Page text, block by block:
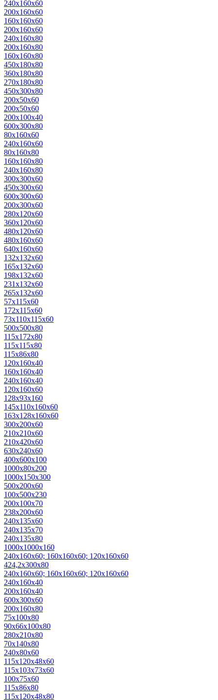
240x160x60
200х160х60
160х160х60
200x160x60
240x160x80
200x160x80
160x160x80
450x180x80
360х180х80
270х180х80
450x300x80
200x50x60
200х50х60
200х100x40
600х300х80
80х160х60
240х160х60
80х160х80
160х160х80
240х160х80
300х300х60
450х300х60
600х300х60
200х300х60
280х120х60
360х120х60
480х120х60
480х160х60
640х160х60
132х132х60
165х132х60
198х132х60
231х132х60
265х132х60
57х115х60
172х115х60
73х110х115х60
500х500х80
115x172x80
115x115x80
115x86x80
120х160х40
160х160х40
240х160х40
120х160х60
128х93х160
145х110х160х60
163х128х160х60
300х200х60
210х210х60
210х420х60
630х240х60
400х600х100
1000х80х200
1000х150х300
500х200х60
100х500х230
200х100х70
238х200х60
240х135х60
240х135х70
240х135х80
1000х1000х160
240х160х60; 160х160х60; 120х160х60
424,2х300х80
240х160х60; 160х160х60; 120х160х60
240x160x40
200x160x40
600x300x60
200х160х80
75х100х80
90х66х100х80
280x210x80
70х140х80
240х80х60
115х120х48х60
115х103х73х60
100х75х60
115х86х80
115х120х48х80